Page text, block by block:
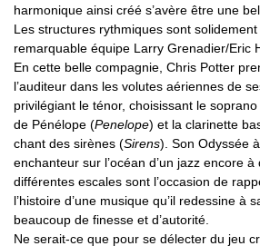
harmonique ainsi créé s’avère être une
Les structures rythmiques sont
remarquable équipe Larry Grenadier/Eric
En cette belle compagnie, Chris Potter
l’auditeur dans les volutes aériennes de
privilégiant le ténor, choisissant le
de Pénélope (Penelope) et la clarinette
chant des sirènes (Sirens). Son Odyssée
enchanteur sur l’océan d’un jazz encore
différentes escales sont l’occasion de
l’histoire d’une musique qu’il redessine à
beaucoup de finesse et d’autorité.
Ne serait-ce que pour se délecter du jeu